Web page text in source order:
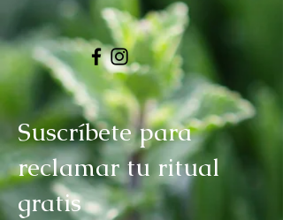
Suscríbete para
reclamar tu ritual
gratis